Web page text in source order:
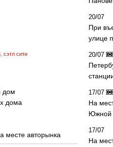
сэтл сити
дом
дома
месте авторынка
20/07
При
улице
20/07
17/07
На
Южной
17/07
На